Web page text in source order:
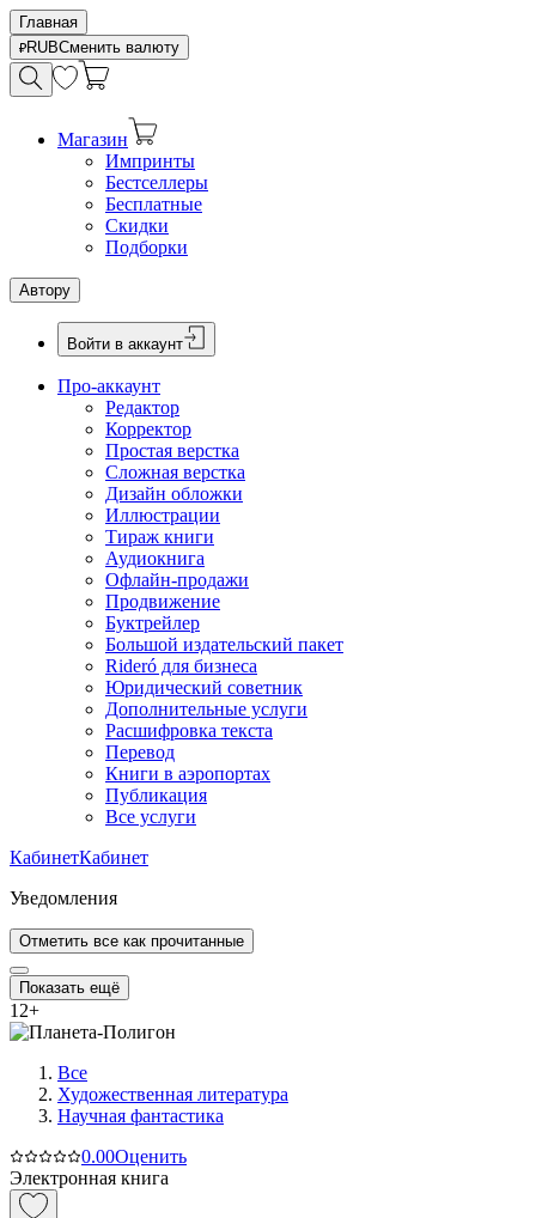
Главная
RUBСменить валюту
Магазин
Импринты
Бестселлеры
Бесплатные
Скидки
Подборки
Автору
Войти в аккаунт
Про-аккаунт
Редактор
Корректор
Простая верстка
Сложная верстка
Дизайн обложки
Иллюстрации
Тираж книги
Аудиокнига
Офлайн-продажи
Продвижение
Буктрейлер
Большой издательский пакет
Rideró для бизнеса
Юридический советник
Дополнительные услуги
Расшифровка текста
Перевод
Книги в аэропортах
Публикация
Все услуги
КабинетКабинет
Уведомления
Отметить все как прочитанные
Показать ещё
12+
Все
Художественная литература
Научная фантастика
0.00Оценить
Электронная книга